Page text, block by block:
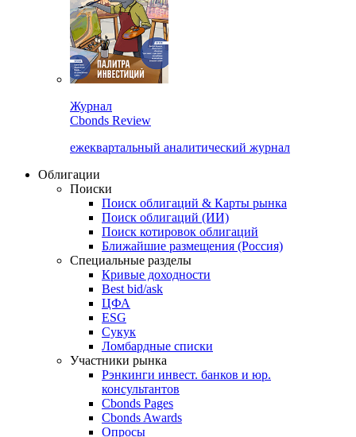
Cbonds Review
ежеквартальный аналитический журнал
Облигации
Поиски
Поиск облигаций & Карты рынка
Поиск облигаций (ИИ)
Поиск котировок облигаций
Ближайшие размещения (Россия)
Специальные разделы
Кривые доходности
Best bid/ask
ЦФА
ESG
Сукук
Ломбардные списки
Участники рынка
Рэнкинги инвест. банков и юр.